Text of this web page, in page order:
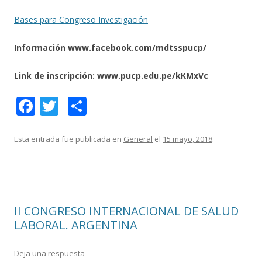
Bases para Congreso Investigación
Información www.facebook.com/mdtsspucp/
​Link de inscripción: www.pucp.edu.pe/kKMxVc ​
F
e
k
T
itt m
r
Esta entrada fue publicada en General el 15 mayo, 2018.
II CONGRESO INTERNACIONAL DE SALUD
LABORAL. ARGENTINA
Deja una respuesta